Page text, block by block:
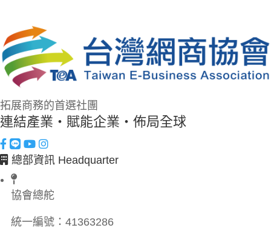
拓展商務的首選社團
連結產業・賦能企業・佈局全球
總部資訊 Headquarter
協會總舵
統一編號： 41363286